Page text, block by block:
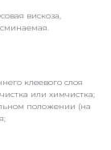
вискоза,
клеевого слоя
или химчистка;
положении (на